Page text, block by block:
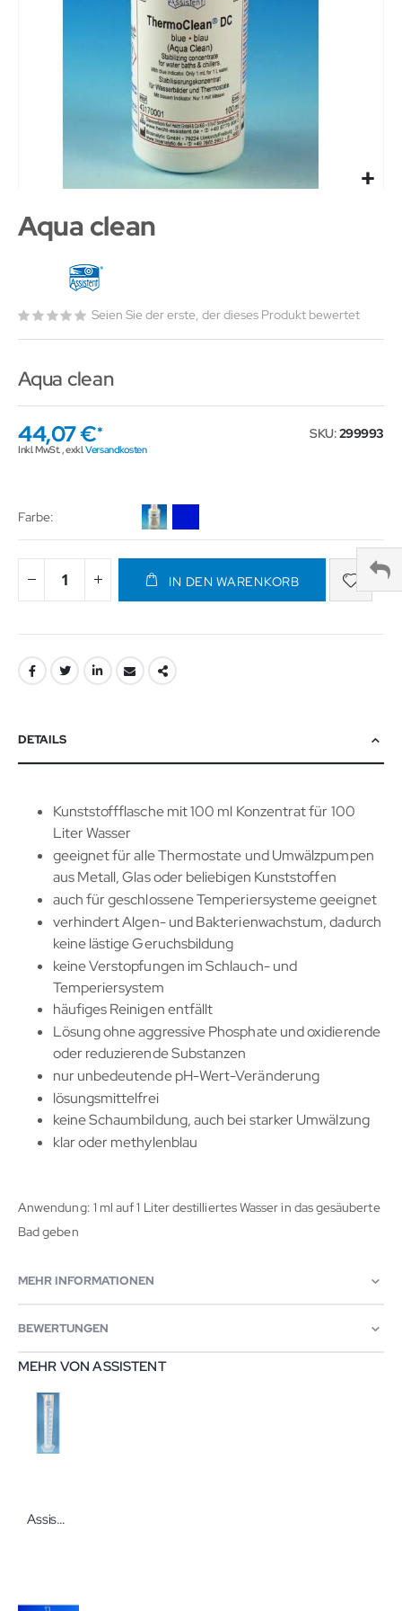
Aqua clean
Seien Sie der erste, der dieses Produkt bewertet
Aqua clean
44,07 €
Inkl. MwSt.,exkl.Versandkosten
SKU 299993
Farbe
IN DEN WARENKORB
DETAILS
Kunststoffflasche mit 100 ml Konzentrat für 100
Liter Wasser
geeignet für alle Thermostate und Umwälzpumpen
aus Metall, Glas oder beliebigen Kunststoffen
auch für geschlossene Temperiersysteme geeignet
verhindert Algen- und Bakterienwachstum, dadurch
keine lästige Geruchsbildung
keine Verstopfungen im Schlauch- und
Temperiersystem
häufiges Reinigen entfällt
Lösung ohne aggressive Phosphate und oxidierende
oder reduzierende Substanzen
nur unbedeutende pH-Wert-Veränderung
lösungsmittelfrei
keine Schaumbildung, auch bei starker Umwälzung
klar oder methylenblau
Anwendung: 1 ml auf 1 Liter destilliertes Wasser in das gesäuberte
Bad geben
MEHR INFORMATIONEN
BEWERTUNGEN
MEHR VON ASSISTENT
Assistent Messzylinder Polypropylen hohe Form graduiert Achtkantfuß Messzylinder von Karl Hecht in verschiedenen Ausführungen